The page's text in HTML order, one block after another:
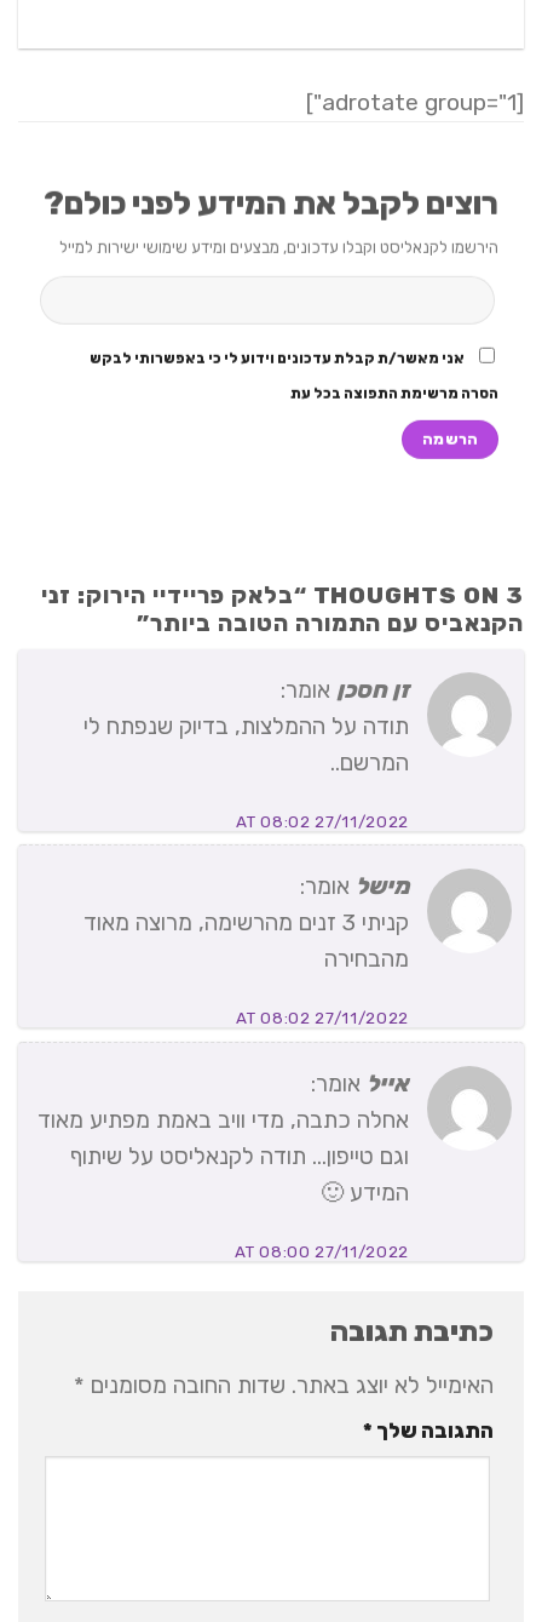
[adrotate group="1"]
רוצים לקבל את המידע לפני כולם?
הירשמו לקנאליסט וקבלו עדכונים, מבצעים ומידע שימושי ישירות למייל
אני מאשר/ת קבלת עדכונים וידוע לי כי באפשרותי לבקש
הסרה מרשימת התפוצה בכל עת
3 THOUGHTS ON “
בלאק פריידיי הירוק: זני
הקנאביס עם התמורה הטובה ביותר”
זן חסכן אומר:
תודה על ההמלצות, בדיוק שנפתח לי
המרשם..
27/11/2022 AT 08:02
מישל אומר:
קניתי 3 זנים מהרשימה, מרוצה מאוד
מהבחירה
27/11/2022 AT 08:02
אייל אומר:
אחלה כתבה, מדי וויב באמת מפתיע מאוד
וגם טייפון… תודה לקנאליסט על שיתוף
המידע 🙂
27/11/2022 AT 08:00
כתיבת תגובה
האימייל לא יוצג באתר. שדות החובה מסומנים *
התגובה שלך *